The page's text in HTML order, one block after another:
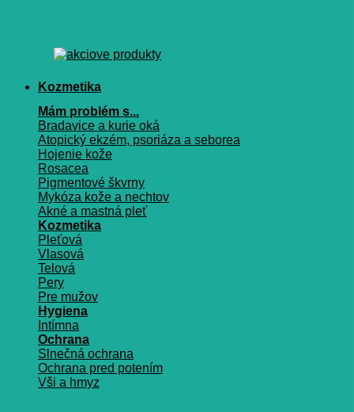
Kozmetika
Mám problém s...
Bradavice a kurie oká
Atopický ekzém, psoriáza a seborea
Hojenie kože
Rosacea
Pigmentové škvrny
Mykóza kože a nechtov
Akné a mastná pleť
Kozmetika
Pleťová
Vlasová
Telová
Pery
Pre mužov
Hygiena
Intímna
Ochrana
Slnečná ochrana
Ochrana pred potením
Vši a hmyz